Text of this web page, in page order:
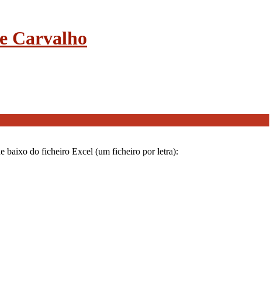
Carvalho
baixo do ficheiro Excel (um ficheiro por letra):